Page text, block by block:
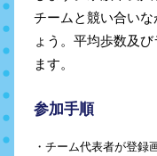
チームと競い合い
ょう。平均歩数及
ます。
参加手順
・チーム代表者が登録